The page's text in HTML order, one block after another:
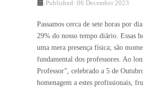
Published: 06 December 2023
Passamos cerca de sete horas por
29% do nosso tempo diário. Essas
uma mera presença física; são
fundamental dos professores. Ao
Professor”, celebrado a 5 de
homenagem a estes profissionais,